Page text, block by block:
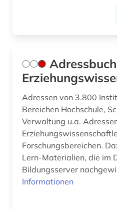
diskriminierung (1)
dissertation (2)
diversität (1)
dokumentenserver (1)
drittes reich (2)
Adressbuch
Adressen von 3.800
Bereichen Hochschule,
Verwaltung u.a.
Forschungsbereichen.
Lern-Materialien, die im
Bildungsserver
Informationen